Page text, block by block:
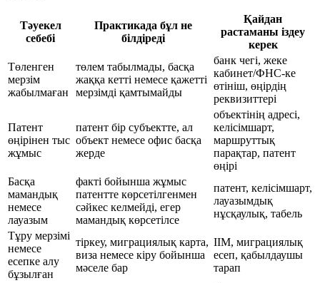
Тәуекел
себебі
Практикада бұл не
білдіреді
Қайдан
растаманы іздеу
керек
Төленген
мерзім
жабылмаған
төлем табылмады, басқа
жаққа кетті немесе қажетті
мерзімді қамтымайды
банк чегі, жеке
кабинет/ФНС-ке
өтініш, өңірдің
реквизиттері
Патент
өңірінен тыс
жұмыс
патент бір субъектте, ал
объект немесе офис басқа
жерде
объектінің адресі,
келісімшарт,
маршруттық
парақтар, патент
өңірі
Басқа
мамандық
немесе
лауазым
факті бойынша жұмыс
патентте көрсетілгенмен
сәйкес келмейді, егер
мамандық көрсетілсе
патент, келісімшарт,
лауазымдық
нұсқаулық, табель
Тұру мерзімі
немесе
есепке алу
бұзылған
тіркеу, миграциялық карта,
виза немесе кіру бойынша
мәселе бар
ІІМ, миграциялық
есеп, қабылдаушы
тарап